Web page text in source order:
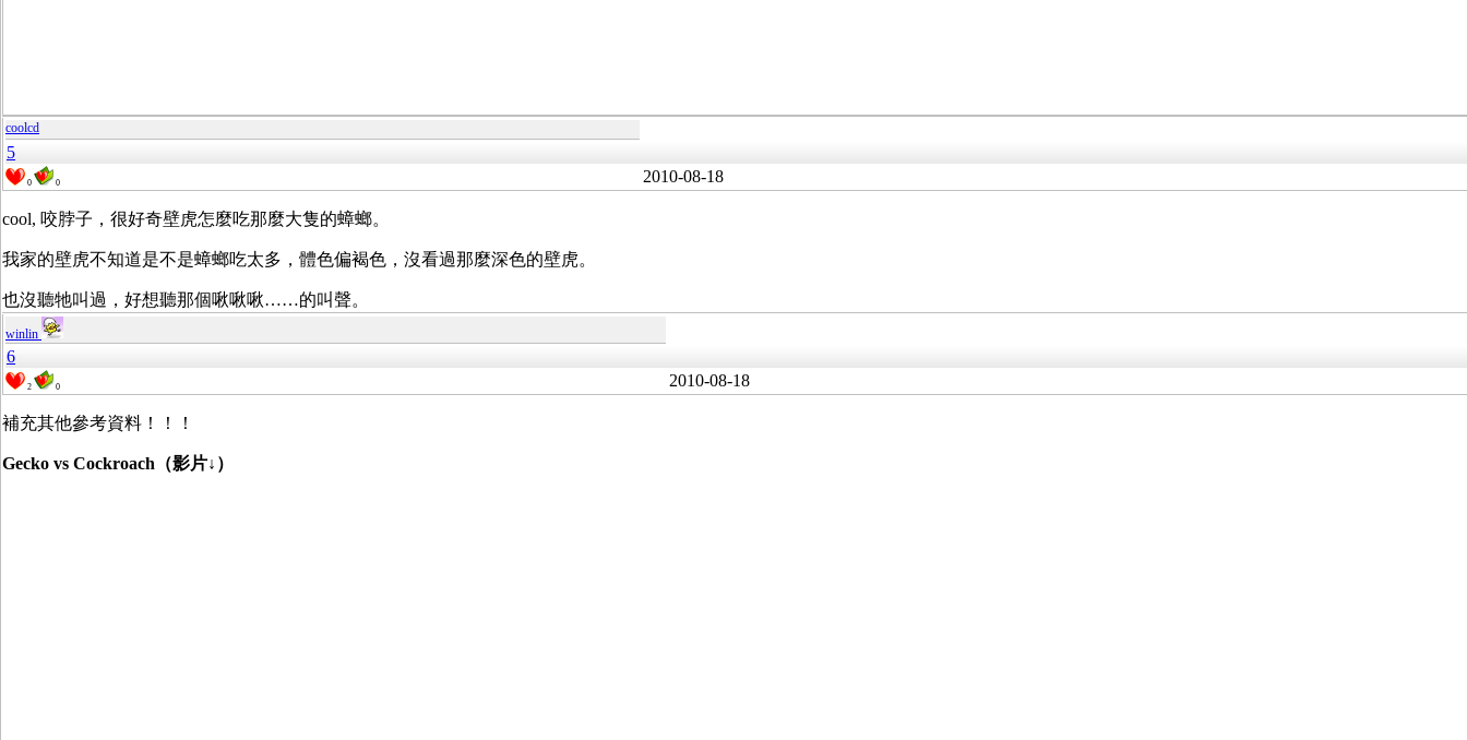
coolcd
5
0 0 2010-08-18
cool, 咬脖子，很好奇壁虎怎麼吃那麼大隻的蟑螂。
我家的壁虎不知道是不是蟑螂吃太多，體色偏褐色，沒看過那麼深色的壁虎。
也沒聽牠叫過，好想聽那個啾啾啾……的叫聲。
winlin
6
2 0 2010-08-18
補充其他參考資料！！！
Gecko vs Cockroach（影片↓）